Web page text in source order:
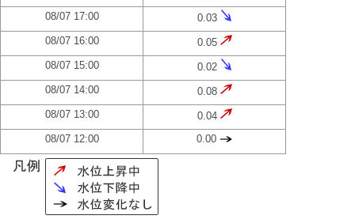
08/07 17:00
0.03
08/07 16:00
0.05
08/07 15:00
0.02
08/07 14:00
0.08
08/07 13:00
0.04
08/07 12:00
0.00